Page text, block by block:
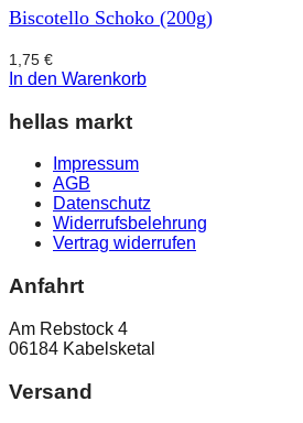
Biscotello Schoko (200g)
1,75 €
In den Warenkorb
hellas markt
Impressum
AGB
Datenschutz
Widerrufsbelehrung
Vertrag widerrufen
Anfahrt
Am Rebstock 4
06184 Kabelsketal
Versand